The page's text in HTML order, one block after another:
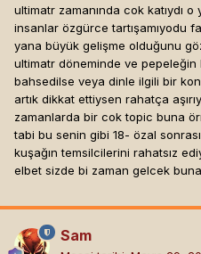
ultimatr zamanında cok katıydı
insanlar özgürce tartışamıyodu
yana büyük gelişme olduğunu
ultimatr döneminde ve
bahsedilse veya dinle ilgili bir
artık dikkat ettiysen rahatça
zamanlarda bir cok topic buna
tabi bu senin gibi 18- özal
kuşağın temsilcilerini rahatsız
elbet sizde bi zaman gelcek buna
Sam